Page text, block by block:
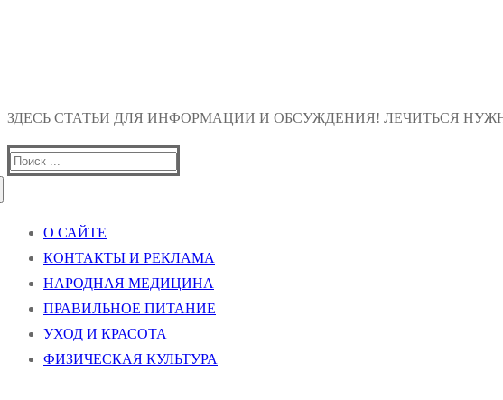
ЗДЕСЬ СТАТЬИ ДЛЯ ИНФОРМАЦИИ И ОБСУЖДЕНИЯ! ЛЕЧИТЬСЯ
Найти:
О САЙТЕ
КОНТАКТЫ И РЕКЛАМА
НАРОДНАЯ МЕДИЦИНА
ПРАВИЛЬНОЕ ПИТАНИЕ
УХОД И КРАСОТА
ФИЗИЧЕСКАЯ КУЛЬТУРА